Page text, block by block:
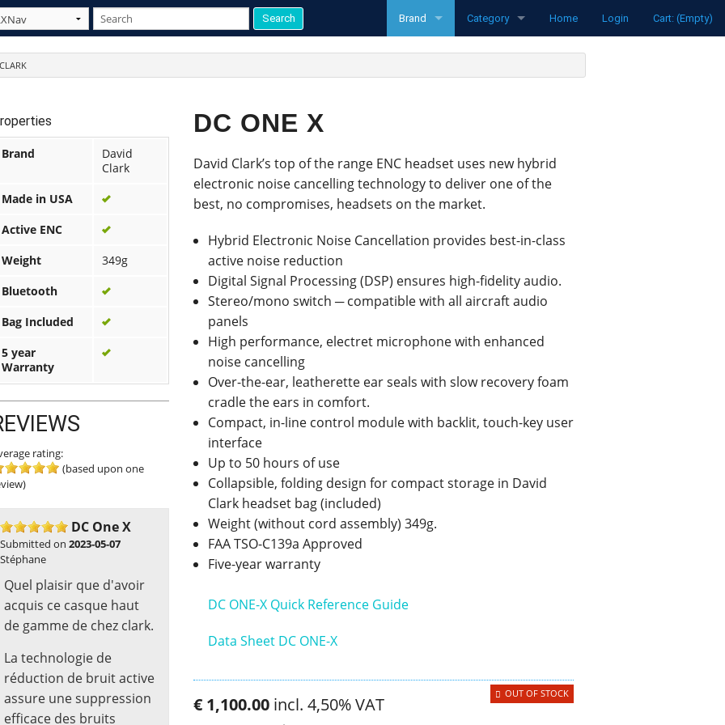
Brand
funke
David Clark
Clouddancers
MH Oxygen
Ocean Bottle
Category
Radios
Aircraft
Flight Computers
Variometers
Flarm Products
Flight Recorders
Headsets
Aircraft Covers
Oxygen Systems
Home Login Cart: (Empty)
Brand
David
Clark
Made in USA
Active ENC
Weight
349g
Bluetooth
Bag Included
5 year
Warranty
rating:
(based upon one
DC One X
Submitted on 2023-05-07
Stéphane
Quel plaisir que d'avoir
acquis ce casque haut
de gamme de chez clark.
La technologie de
réduction de bruit active
assure une suppression
efficace des bruits
DC ONE X
David Clark’s top of the range ENC headset uses new hybrid
electronic noise cancelling technology to deliver one of the
best, no compromises, headsets on the market.
Hybrid Electronic Noise Cancellation provides best-in-class
active noise reduction
Digital Signal Processing (DSP) ensures high-fidelity audio.
Stereo/mono switch ─ compatible with all aircraft audio
panels
High performance, electret microphone with enhanced
noise cancelling
Over-the-ear, leatherette ear seals with slow recovery foam
cradle the ears in comfort.
Compact, in-line control module with backlit, touch-key user
interface
Up to 50 hours of use
Collapsible, folding design for compact storage in David
Clark headset bag (included)
Weight (without cord assembly) 349g.
FAA TSO-C139a Approved
Five-year warranty
DC ONE-X Quick Reference Guide
Data Sheet DC ONE-X
€ 1,100.00 incl. 4,50% VAT
OUT OF STOCK